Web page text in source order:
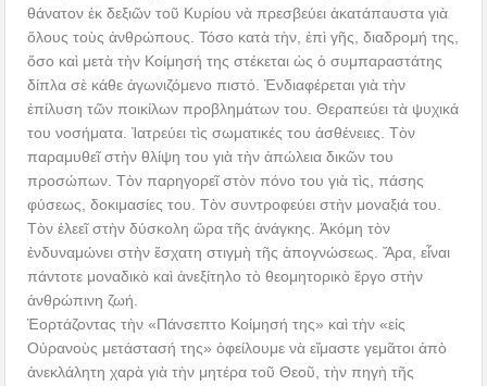
θάνατον ἐκ δεξιῶν τοῦ Κυρίου νὰ πρεσβεύει ἀκατάπαυστα γιὰ
ὅλους τοὺς ἀνθρώπους. Τόσο κατὰ τὴν, ἐπὶ γῆς, διαδρομή της,
ὅσο καὶ μετὰ τὴν Κοίμησή της στέκεται ὡς ὁ συμπαραστάτης
δίπλα σὲ κάθε ἀγωνιζόμενο πιστό. Ἐνδιαφέρεται γιὰ τὴν
ἐπίλυση τῶν ποικίλων προβλημάτων του. Θεραπεύει τὰ ψυχικά
του νοσήματα. Ἰατρεύει τὶς σωματικές του ἀσθένειες. Τὸν
παραμυθεῖ στὴν θλίψη του γιὰ τὴν ἀπώλεια δικῶν του
προσώπων. Τὸν παρηγορεῖ στὸν πόνο του γιὰ τὶς, πάσης
φύσεως, δοκιμασίες του. Τὸν συντροφεύει στὴν μοναξιά του.
Τὸν ἐλεεῖ στὴν δύσκολη ὥρα τῆς ἀνάγκης. Ἀκόμη τὸν
ἐνδυναμώνει στὴν ἔσχατη στιγμὴ τῆς ἀπογνώσεως. Ἄρα, εἶναι
πάντοτε μοναδικὸ καὶ ἀνεξίτηλο τὸ θεομητορικὸ ἔργο στὴν
ἀνθρώπινη ζωή.
Ἑορτάζοντας τὴν «Πάνσεπτο Κοίμησή της» καὶ τὴν «εἰς
Οὐρανοὺς μετάστασή της» ὀφείλουμε νὰ εἴμαστε γεμᾶτοι ἀπὸ
ἀνεκλάλητη χαρὰ γιὰ τὴν μητέρα τοῦ Θεοῦ, τὴν πηγὴ τῆς